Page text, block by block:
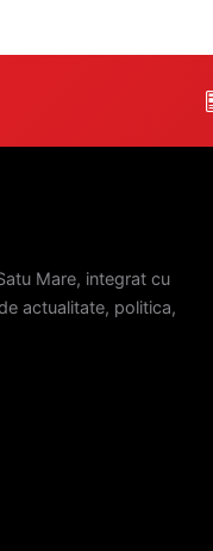
Mare, integrat cu
actualitate, politica,